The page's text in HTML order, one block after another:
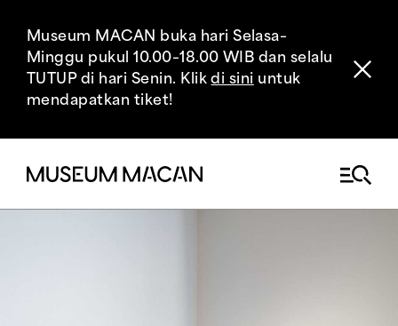
Museum MACAN buka hari Selasa–
Minggu pukul 10.00–18.00 WIB dan selalu
TUTUP di hari Senin. Klikdi sini untuk
mendapatkan tiket!